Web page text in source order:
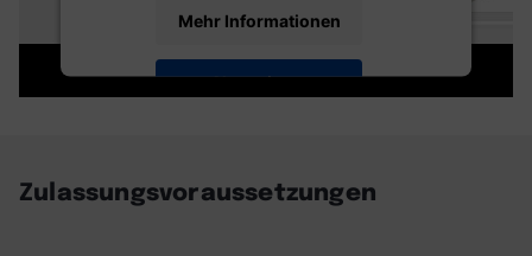
Mehr Informationen
Akzeptieren
Zulassungsvoraussetzungen